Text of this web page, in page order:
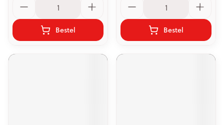
Bestel Bestel